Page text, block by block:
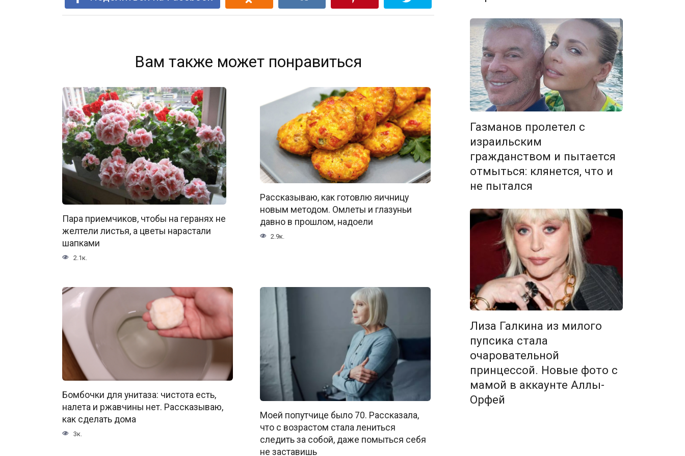
Вам также может понравиться
Пара приемчиков, чтобы на геранях не
желтели листья, а цветы нарастали
шапками
2.1к.
Рассказываю, как готовлю яичницу
новым методом. Омлеты и глазуньи
давно в прошлом, надоели
2.9к.
Бомбочки для унитаза: чистота есть,
налета и ржавчины нет. Рассказываю,
как сделать дома
3к.
Моей попутчице было 70. Рассказала,
что с возрастом стала лениться
следить за собой, даже помыться себя
не заставишь
Газманов пролетел с
израильским
гражданством и пытается
отмыться: клянется, что и
не пытался
Лиза Галкина из милого
пупсика стала
очаровательной
принцессой. Новые фото с
мамой в аккаунте Аллы-
Орфей